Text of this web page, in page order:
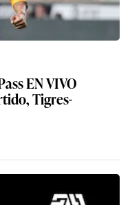
EN VIVO
Tigres-